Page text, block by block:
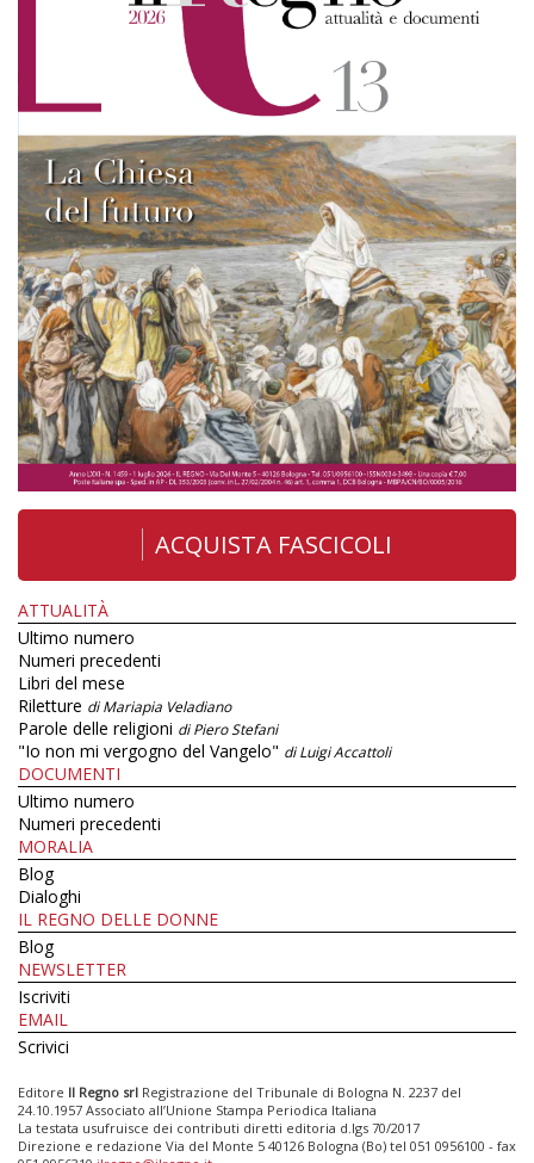
ACQUISTA FASCICOLI
ATTUALITÀ
Ultimo numero
Numeri precedenti
Libri del mese
Riletture di Mariapia Veladiano
Parole delle religioni di Piero Stefani
"Io non mi vergogno del Vangelo" di Luigi Accattoli
DOCUMENTI
Ultimo numero
Numeri precedenti
MORALIA
Blog
Dialoghi
IL REGNO DELLE DONNE
Blog
NEWSLETTER
Iscriviti
EMAIL
Scrivici
Editore Il Regno srl Registrazione del Tribunale di Bologna N. 2237 del
24.10.1957 Associato all’Unione Stampa Periodica Italiana
La testata usufruisce dei contributi diretti editoria d.lgs 70/2017
Direzione e redazione Via del Monte 5 40126 Bologna (Bo) tel 051 0956100 - fax